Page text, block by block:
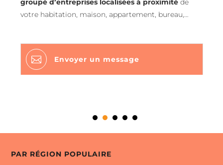
groupé d’entrepriseslocalisées à proximitéde
votre habitation, maison, appartement, bureau,
débarrassés, les agences du débarras TROKEUR sont
expérimentées et procèdent selon des
bien éprouvées et normées. Pas de surprise à
professionnelle tous risquesqui protège contre
Commerce. Enlèvement d’encombrants de Maison,
 Envoyer un message
PAR RÉGION POPULAIRE